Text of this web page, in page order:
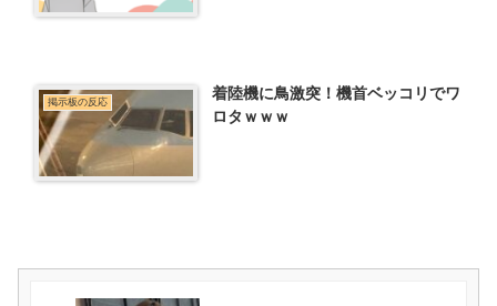
掲示板の反応
着陸機に鳥激突！機首ベッコリでワ
ロタｗｗｗ